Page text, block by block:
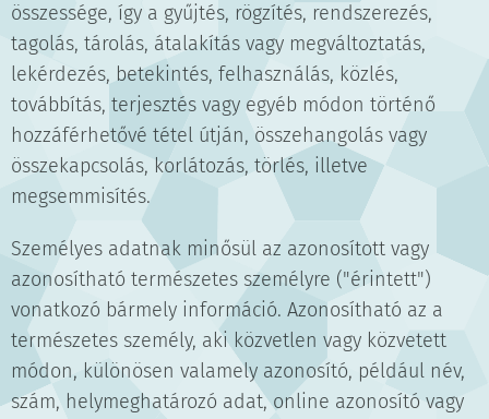
összessége, így a gyűjtés, rögzítés, rendszerezés,
tagolás, tárolás, átalakítás vagy megváltoztatás,
lekérdezés, betekintés, felhasználás, közlés,
továbbítás, terjesztés vagy egyéb módon történő
hozzáférhetővé tétel útján, összehangolás vagy
összekapcsolás, korlátozás, törlés, illetve
megsemmisítés.
Személyes adatnak minősül az azonosított vagy
azonosítható természetes személyre ("érintett")
vonatkozó bármely információ. Azonosítható az a
természetes személy, aki közvetlen vagy közvetett
módon, különösen valamely azonosító, például név,
szám, helymeghatározó adat, online azonosító vagy